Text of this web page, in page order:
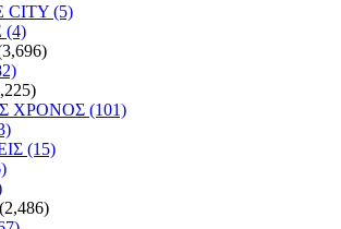
CITY (5)
(4)
ΧΡΟΝΟΣ (101)
(15)
(2,486)